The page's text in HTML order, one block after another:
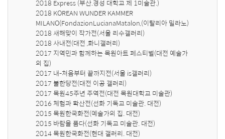
2018 Express (부산.경성 대학교 제 1미술관.)
2018 KOREAN WUNDER KAMMER
MILANO(FondazionLucianaMatalon,(이탈리아 밀라노)
2018 새해맞이 작가전(서울 리수갤러리)
2018 사내전(대전 ,화니갤러리)
2017 지역민과 함께하는 목원아트 페스티벌(대전 예술가
의 집)
2017 내-처음부터 끝까지전(서울 is갤러리)
2017 불한당전(대전 이공 갤러리)
2017 목원45주년 주역전(대전 목원대학교 미술관)
2016 체험과 확산전(선화 기독교 미술관. 대전)
2015 목원한국화전(예술가의 집. 대전)
2015 바람을 품다(선화 기독교 미술관. 대전)
2014 목원한국화전(현대 갤러리. 대전)